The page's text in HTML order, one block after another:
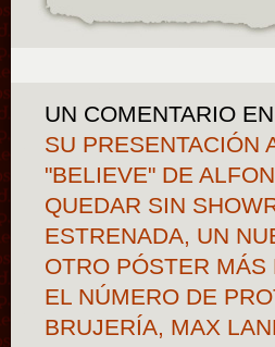
UN COMENTARIO EN
SU PRESENTACIÓN
"BELIEVE" DE
QUEDAR SIN
ESTRENADA, UN
OTRO PÓSTER
EL NÚMERO DE
BRUJERÍA, MAX